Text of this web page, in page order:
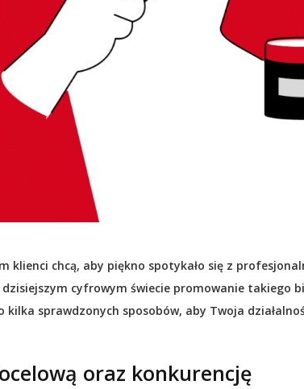
klienci chcą, aby piękno spotykało się z
cyfrowym świecie promowanie takiego
kilka sprawdzonych sposobów, aby Twoja
oraz konkurencję